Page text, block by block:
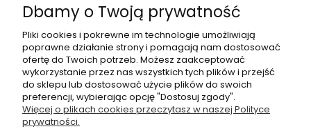
Pokaż pełną wersję strony
Dbamy o Twoją prywatność
Pliki cookies i pokrewne im technologie umożliwiają
poprawne działanie strony i pomagają nam dostosować
ofertę do Twoich potrzeb. Możesz zaakceptować
wykorzystanie przez nas wszystkich tych plików i przejść
do sklepu lub dostosować użycie plików do swoich
preferencji, wybierając opcję "Dostosuj zgody".
Więcej o plikach cookies przeczytasz w naszej Polityce
prywatności.